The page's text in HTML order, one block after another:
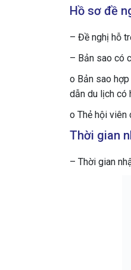
Hồ sơ đề
– Đề nghị hỗ
– Bản sao có
o Bản sao
dẫn du lịch có
o Thẻ hội viên
Thời gian
– Thời gian